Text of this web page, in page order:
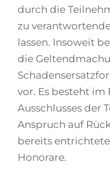
durch die
zu
lassen. Insoweit
die
vor. Es besteht
Ausschlusses der
Anspruch auf
bereits
Honorare.